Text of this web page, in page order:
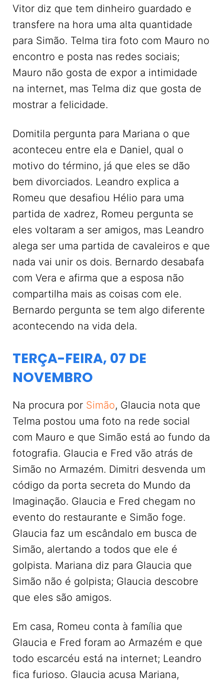
Vitor diz que tem dinheiro guardado e
transfere na hora uma alta quantidade
para Simão. Telma tira foto com Mauro no
encontro e posta nas redes sociais;
Mauro não gosta de expor a intimidade
na internet, mas Telma diz que gosta de
mostrar a felicidade.
Domitila pergunta para Mariana o que
aconteceu entre ela e Daniel, qual o
motivo do término, já que eles se dão
bem divorciados. Leandro explica a
Romeu que desafiou Hélio para uma
partida de xadrez, Romeu pergunta se
eles voltaram a ser amigos, mas Leandro
alega ser uma partida de cavaleiros e que
nada vai unir os dois. Bernardo desabafa
com Vera e afirma que a esposa não
compartilha mais as coisas com ele.
Bernardo pergunta se tem algo diferente
acontecendo na vida dela.
TERÇA-FEIRA, 07 DE
NOVEMBRO
Na procura por Simão, Glaucia nota que
Telma postou uma foto na rede social
com Mauro e que Simão está ao fundo da
fotografia. Glaucia e Fred vão atrás de
Simão no Armazém. Dimitri desvenda um
código da porta secreta do Mundo da
Imaginação. Glaucia e Fred chegam no
evento do restaurante e Simão foge.
Glaucia faz um escândalo em busca de
Simão, alertando a todos que ele é
golpista. Mariana diz para Glaucia que
Simão não é golpista; Glaucia descobre
que eles são amigos.
Em casa, Romeu conta à família que
Glaucia e Fred foram ao Armazém e que
todo escarcéu está na internet; Leandro
fica furioso. Glaucia acusa Mariana,